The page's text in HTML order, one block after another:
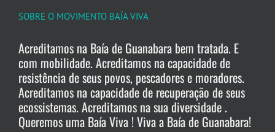
SOBRE O MOVIMENTO BAÍA VIVA
Acreditamos na Baía de Guanabara bem tratada. E
com mobilidade. Acreditamos na capacidade de
resistência de seus povos, pescadores e moradores.
Acreditamos na capacidade de recuperação de seus
ecossistemas. Acreditamos na sua diversidade .
Queremos uma Baía Viva ! Viva a Baía de Guanabara!